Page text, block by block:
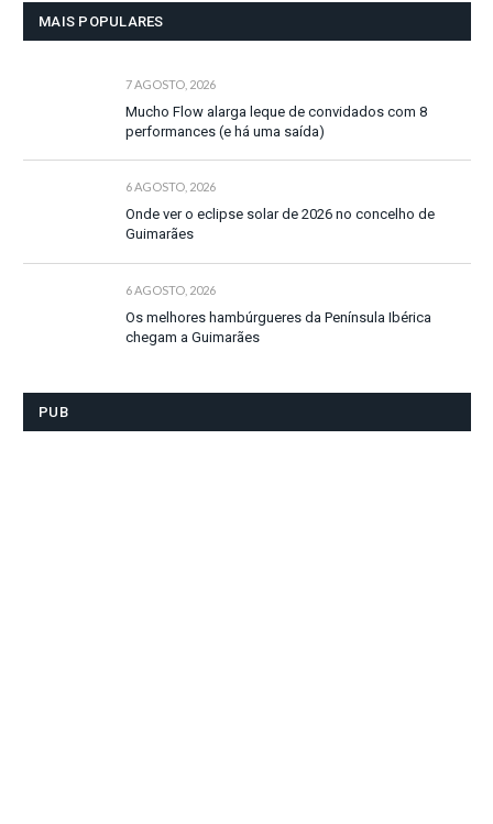
MAIS POPULARES
7 AGOSTO, 2026
Mucho Flow alarga leque de convidados com 8
performances (e há uma saída)
6 AGOSTO, 2026
Onde ver o eclipse solar de 2026 no concelho de
Guimarães
6 AGOSTO, 2026
Os melhores hambúrgueres da Península Ibérica
chegam a Guimarães
PUB